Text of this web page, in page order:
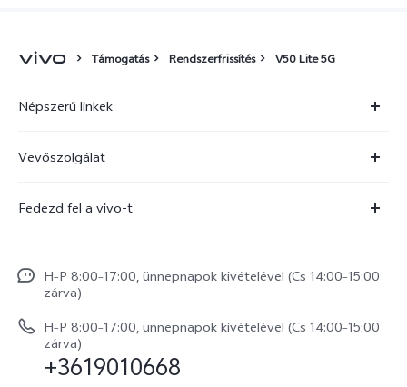
Támogatás Rendszerfrissítés V50 Lite 5G
Népszerű linkek
X300 Pro
V70 FE
Y31 5G
Vevőszolgálat
Rendszerfrissítés
vivo Jótállási Politika
Vevőszolgálati adatvédelmi nyilatkozat
LUT-ok letöltése a Log helyreállításához
Fedezd fel a vivo-t
Jogi szabályozás
Rólunk
vivo Személyes Adatok Védelme
H–P 8:00–17:00, ünnepnapok kivételével (Cs 14:00–15:00
zárva)
H–P 8:00–17:00, ünnepnapok kivételével (Cs 14:00–15:00
zárva)
+3619010668